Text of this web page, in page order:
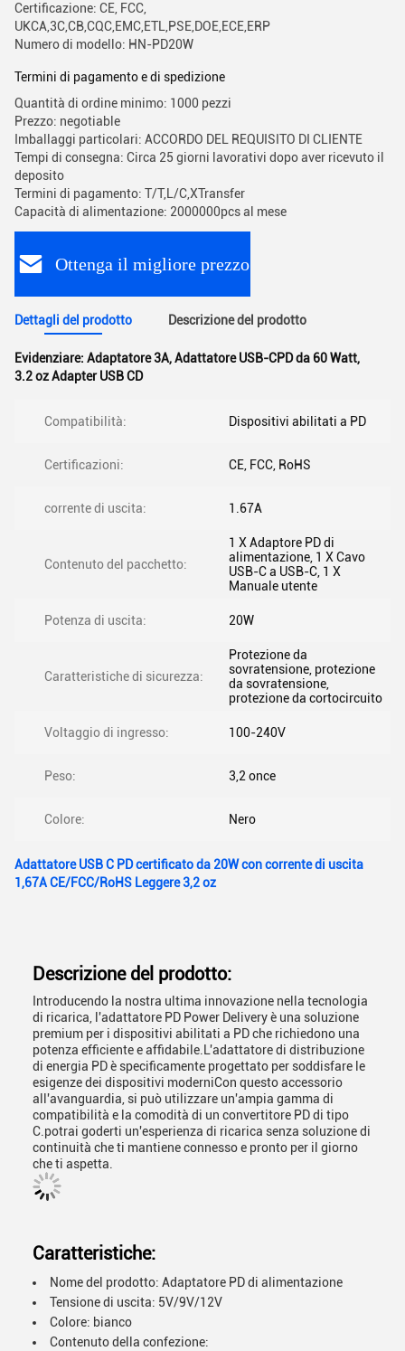
Certificazione: CE, FCC,
UKCA,3C,CB,CQC,EMC,ETL,PSE,DOE,ECE,ERP
Numero di modello: HN-PD20W
Termini di pagamento e di spedizione
Quantità di ordine minimo: 1000 pezzi
Prezzo: negotiable
Imballaggi particolari: ACCORDO DEL REQUISITO DI CLIENTE
Tempi di consegna: Circa 25 giorni lavorativi dopo aver ricevuto il
deposito
Termini di pagamento: T/T,L/C,XTransfer
Capacità di alimentazione: 2000000pcs al mese
Ottenga il migliore prezzo
Dettagli del prodotto Descrizione del prodotto
Evidenziare: Adaptatore 3A,Adattatore USB-CPD da 60 Watt,
3.2 oz Adapter USB CD
Compatibilità: Dispositivi abilitati a PD
Certificazioni: CE, FCC, RoHS
corrente di uscita: 1.67A
Contenuto del pacchetto:
1 X Adaptore PD di
alimentazione, 1 X Cavo
USB-C a USB-C, 1 X
Manuale utente
Potenza di uscita: 20W
Caratteristiche di sicurezza:
Protezione da
sovratensione, protezione
da sovratensione,
protezione da cortocircuito
Voltaggio di ingresso: 100-240V
Peso: 3,2 once
Colore: Nero
Adattatore USB C PD certificato da 20W con corrente di uscita
1,67A CE/FCC/RoHS Leggere 3,2 oz
Descrizione del prodotto:
Introducendo la nostra ultima innovazione nella tecnologia
di ricarica, l'adattatore PD Power Delivery è una soluzione
premium per i dispositivi abilitati a PD che richiedono una
potenza efficiente e affidabile.L'adattatore di distribuzione
di energia PD è specificamente progettato per soddisfare le
esigenze dei dispositivi moderniCon questo accessorio
all'avanguardia, si può utilizzare un'ampia gamma di
compatibilità e la comodità di un convertitore PD di tipo
C.potrai goderti un'esperienza di ricarica senza soluzione di
continuità che ti mantiene connesso e pronto per il giorno
che ti aspetta.
Caratteristiche:
Nome del prodotto: Adaptatore PD di alimentazione
Tensione di uscita: 5V/9V/12V
Colore: bianco
Contenuto della confezione: